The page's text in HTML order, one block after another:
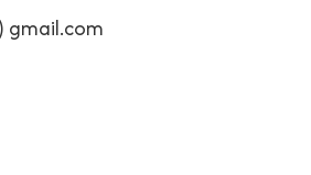
gmail.com